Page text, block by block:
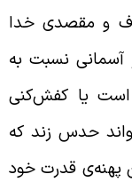
و مقصدی خدا
نسبت به
یا کفش‌کنی
حدس زند که
قدرت خود